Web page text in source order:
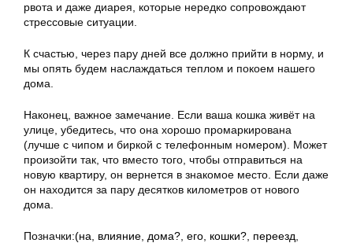
рвота и даже диарея, которые нередко сопровождают
стрессовые ситуации.
К счастью, через пару дней все должно прийти в норму, и
мы опять будем наслаждаться теплом и покоем нашего
дома.
Наконец, важное замечание. Если ваша кошка живёт на
улице, убедитесь, что она хорошо промаркирована
(лучше с чипом и биркой с телефонным номером). Может
произойти так, что вместо того, чтобы отправиться на
новую квартиру, он вернется в знакомое место. Если даже
он находится за пару десятков километров от нового
дома.
Позначки:(на влияние дома? его кошки? переезд